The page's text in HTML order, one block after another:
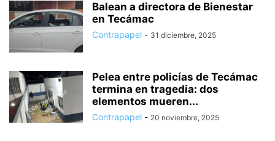
Balean a directora de Bienestar
en Tecámac
Contrapapel - 31 diciembre, 2025
Pelea entre policías de Tecámac
termina en tragedia: dos
elementos mueren...
Contrapapel - 20 noviembre, 2025